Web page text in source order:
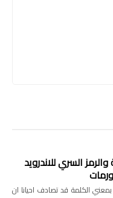
السري للاندرويد
بمعني الكلمة قد تصادف احيانا ان